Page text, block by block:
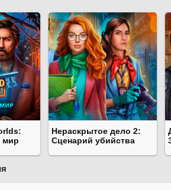
мир
Нераскрытое дело 2:
Сценарий убийства